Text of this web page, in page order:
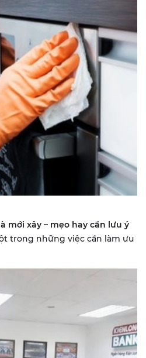
mới xây – mẹo hay cần lưu ý
trong những việc cần làm ưu